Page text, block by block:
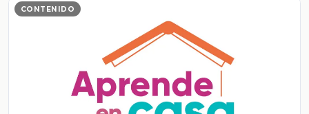
CONTENIDO